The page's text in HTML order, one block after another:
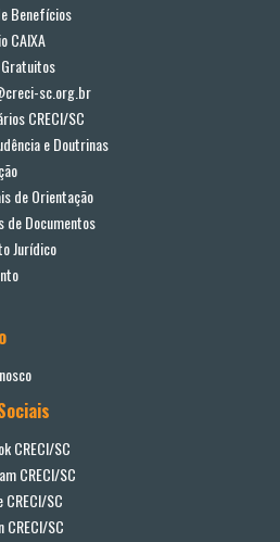
Benefícios
CAIXA
sc.org.br
CRECI/SC
e Doutrinas
de Orientação
de Documentos
Jurídico
CRECI/SC
CRECI/SC
CRECI/SC
CRECI/SC